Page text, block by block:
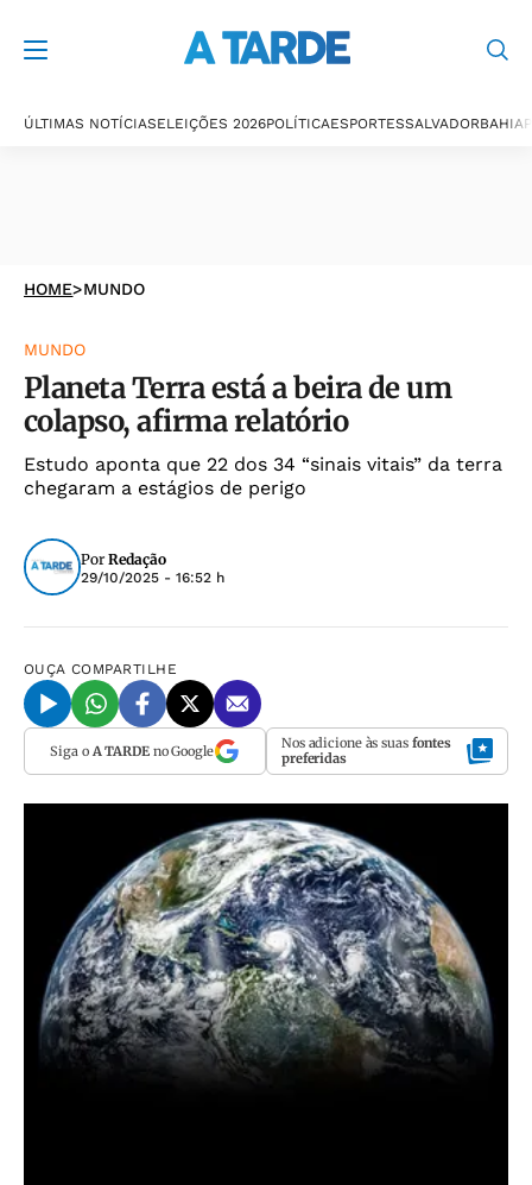
ÚLTIMAS NOTÍCIASELEIÇÕES 2026POLÍTICAESPORTESSALVADORBAHIA
HOME>MUNDO
MUNDO
Planeta Terra está a beira de um
colapso, afirma relatório
Estudo aponta que 22 dos 34 “sinais vitais” da terra
chegaram a estágios de perigo
Por Redação
29/10/2025 - 16:52 h
OUÇA COMPARTILHE
Siga o A TARDEno Google Nos adicione às suas fontes
preferidas